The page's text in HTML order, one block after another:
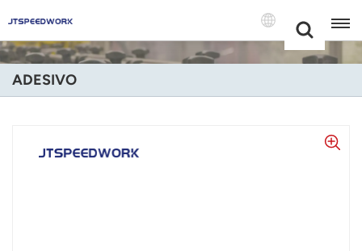
+86 -18681515767
English
ADESIVO